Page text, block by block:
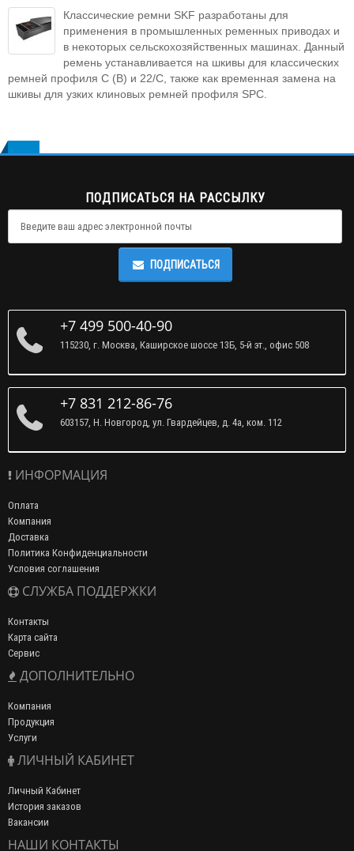
Классические ремни SKF разработаны для
применения в промышленных ременных приводах и
в некоторых сельскохозяйственных машинах. Данный
ремень устанавливается на шкивы для классических
ремней профиля C (В) и 22/C, также как временная замена на
шкивы для узких клиновых ремней профиля SPC.
ПОДПИСАТЬСЯ НА РАССЫЛКУ
ПОДПИСАТЬСЯ
+7 499 500-40-90
115230, г. Москва, Каширское шоссе 13Б, 5-й эт., офис 508
+7 831 212-86-76
603157, Н. Новгород, ул. Гвардейцев, д. 4а, ком. 112
ИНФОРМАЦИЯ
Оплата
Компания
Доставка
Политика Конфиденциальности
Условия соглашения
СЛУЖБА ПОДДЕРЖКИ
Контакты
Карта сайта
Сервис
ДОПОЛНИТЕЛЬНО
Компания
Продукция
Услуги
ЛИЧНЫЙ КАБИНЕТ
Личный Кабинет
История заказов
Вакансии
НАШИ КОНТАКТЫ